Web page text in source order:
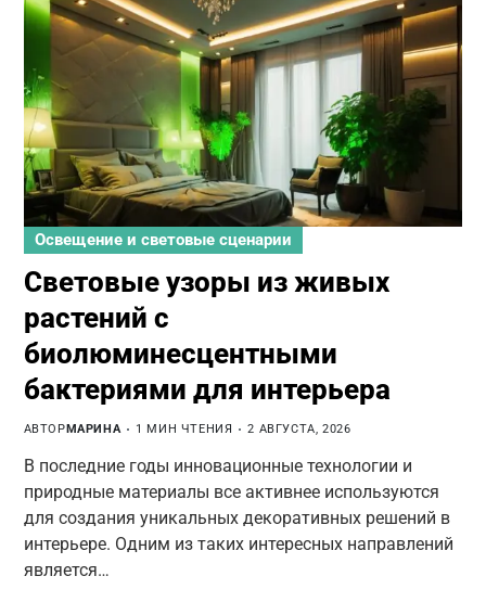
Освещение и световые сценарии
Световые узоры из живых
растений с
биолюминесцентными
бактериями для интерьера
АВТОРМАРИНА 1 МИН ЧТЕНИЯ 2 АВГУСТА, 2026
В последние годы инновационные технологии и
природные материалы все активнее используются
для создания уникальных декоративных решений в
интерьере. Одним из таких интересных направлений
является…